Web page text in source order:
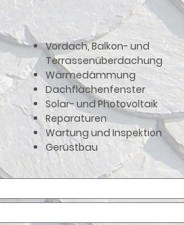
Vordach, Balkon- und
Terrassenüberdachung
Wärmedämmung
Dachflächenfenster
Solar- und Photovoltaik
Reparaturen
Wartung und Inspektion
Gerüstbau